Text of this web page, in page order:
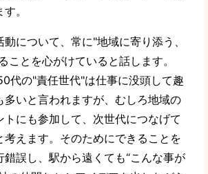
。
について、常に"地域に寄り添う、
ことを心がけていると話します。
代の"責任世代"は仕事に没頭して趣
多いと言われますが、むしろ地域の
トにも参加して、次世代につなげて
考えます。そのためにできることを
錯誤し、駅から遠くても“こんな事が